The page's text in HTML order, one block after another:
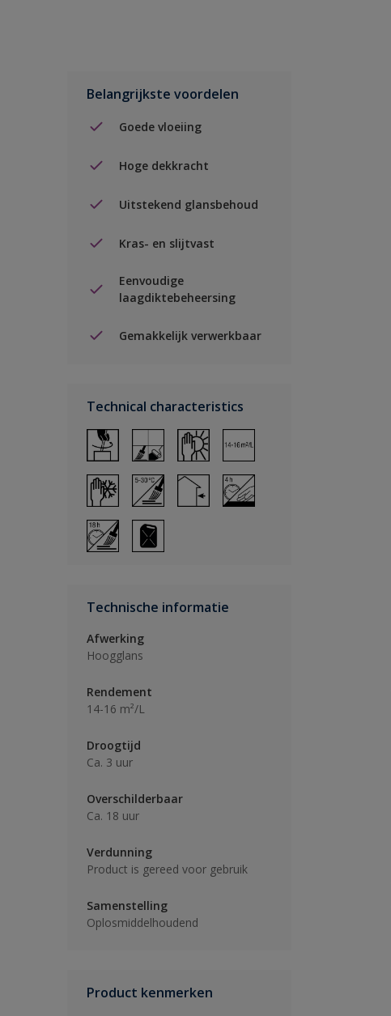
Belangrijkste voordelen
Goede vloeiing
Hoge dekkracht
Uitstekend glansbehoud
Kras- en slijtvast
Eenvoudige
laagdiktebeheersing
Gemakkelijk verwerkbaar
Technical characteristics
Technische informatie
Afwerking
Hoogglans
Rendement
14-16 m²/L
Droogtijd
Ca. 3 uur
Overschilderbaar
Ca. 18 uur
Verdunning
Product is gereed voor gebruik
Samenstelling
Oplosmiddelhoudend
Product kenmerken